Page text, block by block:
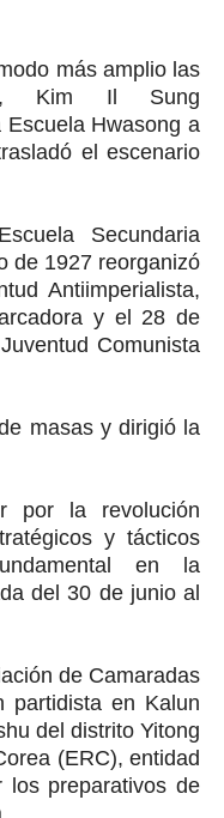
más amplio las
Kim Il Sung
Hwasong a
el escenario
Secundaria
de 1927 reorganizó
Antiimperialista,
y el 28 de
Comunista
masas y dirigió la
por la revolución
y tácticos
en la
del 30 de junio al
de Camaradas
partidista en Kalun
del distrito Yitong
(ERC), entidad
los preparativos de